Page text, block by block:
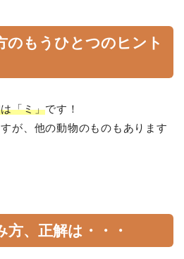
のもうひとつのヒント
「ミ」です！
が、他の動物のものもあります
方、正解は・・・